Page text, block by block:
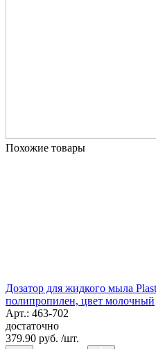
Похожие товары
Дозатор для жидкого мыла
полипропилен, цвет молочный
Арт.: 463-702
достаточно
379.90 руб. /шт.